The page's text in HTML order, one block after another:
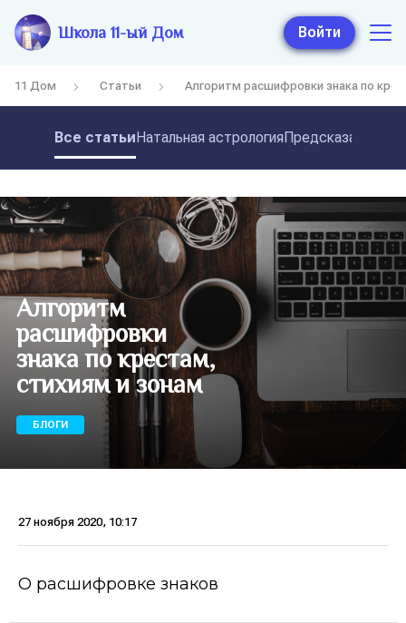
Школа 11-ый Дом Войти
11 Дом Статьи Алгоритм расшифровки знака по
Все статьиНатальная астрология
Алгоритм
расшифровки
знака по крестам,
стихиям и зонам
БЛОГИ
27 ноября 2020, 10:17
О расшифровке знаков